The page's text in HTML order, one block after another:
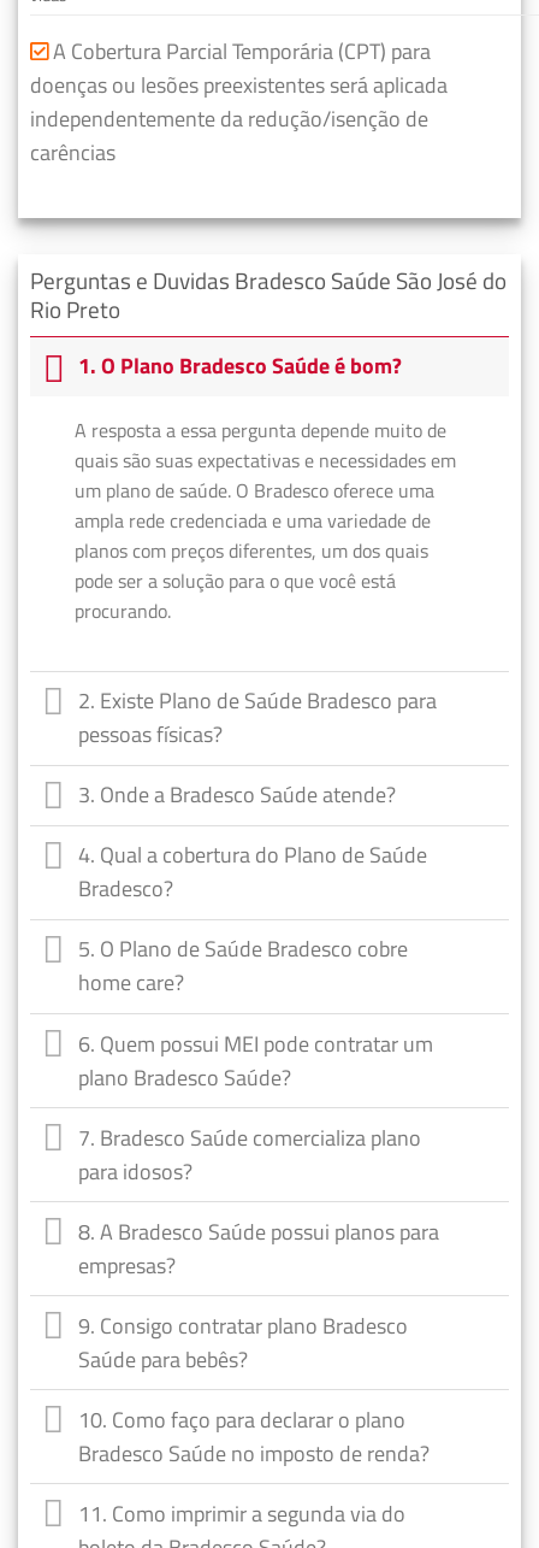
A Cobertura Parcial Temporária (CPT) para
doenças ou lesões preexistentes será aplicada
independentemente da redução/isenção de
carências
Perguntas e Duvidas Bradesco Saúde São José do
Rio Preto
1. O Plano Bradesco Saúde é bom?
A resposta a essa pergunta depende muito de
quais são suas expectativas e necessidades em
um plano de saúde. O Bradesco oferece uma
ampla rede credenciada e uma variedade de
planos com preços diferentes, um dos quais
pode ser a solução para o que você está
procurando.
2. Existe Plano de Saúde Bradesco para
pessoas físicas?
3. Onde a Bradesco Saúde atende?
4. Qual a cobertura do Plano de Saúde
Bradesco?
5. O Plano de Saúde Bradesco cobre
home care?
6. Quem possui MEI pode contratar um
plano Bradesco Saúde?
7. Bradesco Saúde comercializa plano
para idosos?
8. A Bradesco Saúde possui planos para
empresas?
9. Consigo contratar plano Bradesco
Saúde para bebês?
10. Como faço para declarar o plano
Bradesco Saúde no imposto de renda?
11. Como imprimir a segunda via do